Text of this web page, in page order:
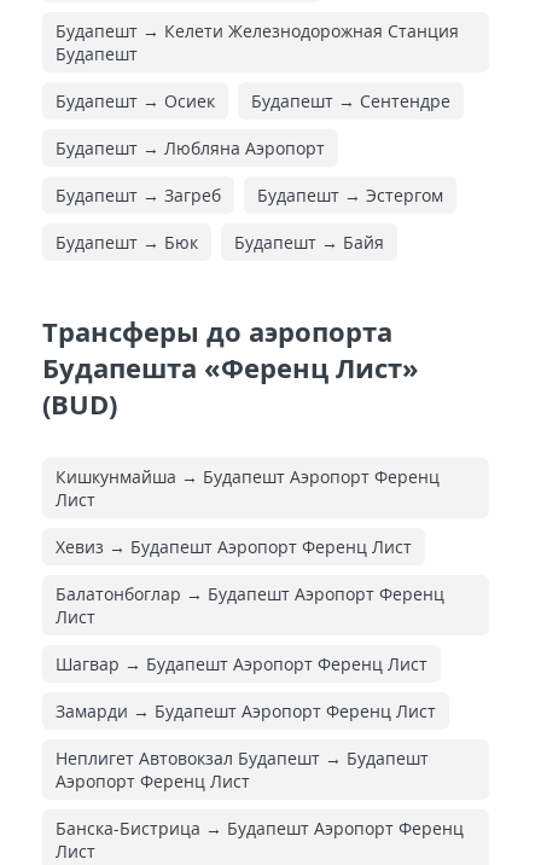
Будапешт → Келети Железнодорожная Cтанция
Будапешт
Будапешт → Осиек Будапешт → Сентендре
Будапешт → Любляна Аэропорт
Будапешт → Загреб Будапешт → Эстергом
Будапешт → Бюк Будапешт → Байя
Трансферы до аэропорта
Будапешта «Ференц Лист»
(BUD)
Кишкунмайша → Будапешт Аэропорт Ференц
Лист
Хевиз → Будапешт Аэропорт Ференц Лист
Балатонбоглар → Будапешт Аэропорт Ференц
Лист
Шагвар → Будапешт Аэропорт Ференц Лист
Замарди → Будапешт Аэропорт Ференц Лист
Неплигет Автовокзал Будапешт → Будапешт
Аэропорт Ференц Лист
Банска-Бистрица → Будапешт Аэропорт Ференц
Лист